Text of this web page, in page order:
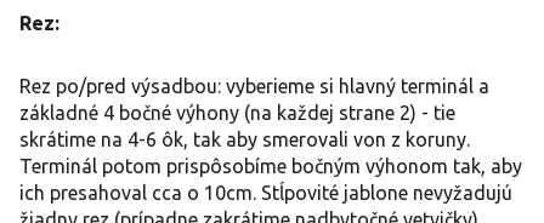
Rez:
Rez po/pred výsadbou: vyberieme si hlavný terminál a
základné 4 bočné výhony (na každej strane 2) - tie
skrátime na 4-6 ôk, tak aby smerovali von z koruny.
Terminál potom prispôsobíme bočným výhonom tak, aby
ich presahoval cca o 10cm. Stĺpovité jablone nevyžadujú